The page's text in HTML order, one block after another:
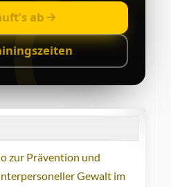
ab
zur Prävention und
Gewalt im